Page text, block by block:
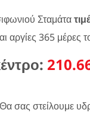
Σταμάτα
αργίες 365 μέρες
σας στείλουμε